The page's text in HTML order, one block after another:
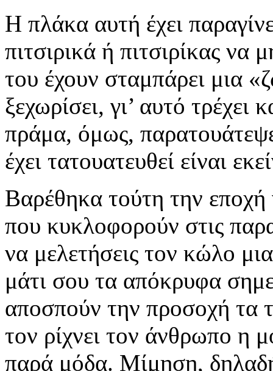
Η πλάκα αυτή έχει
πιτσιρικά ή πιτσιρίκας
του έχουν σταμπάρει μια
ξεχωρίσει, γι’ αυτό τρέχει
πράμα, όμως,
έχει τατουατευθεί είναι
Βαρέθηκα τούτη την
που κυκλοφορούν στις
να μελετήσεις τον κώλο
μάτι σου τα απόκρυφα
αποσπούν την προσοχή τα
τον ρίχνει τον άνθρωπο η
παρά μόδα. Μίμηση,